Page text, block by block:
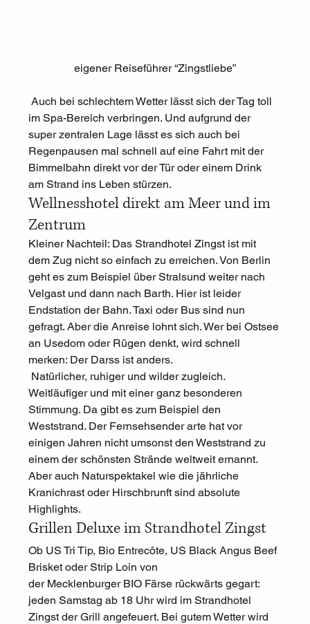
eigener Reiseführer “Zingstliebe”
im Spa-Bereich verbringen. Und aufgrund der
super zentralen Lage lässt es sich auch bei
Regenpausen mal schnell auf eine Fahrt mit der
Bimmelbahn direkt vor der Tür oder einem Drink
am Strand ins Leben stürzen.
Wellnesshotel direkt am Meer und im
Zentrum
Kleiner Nachteil: Das Strandhotel Zingst ist mit
dem Zug nicht so einfach zu erreichen. Von Berlin
geht es zum Beispiel über Stralsund weiter nach
Velgast und dann nach Barth. Hier ist leider
Endstation der Bahn. Taxi oder Bus sind nun
gefragt. Aber die Anreise lohnt sich. Wer bei Ostsee
an Usedom oder Rügen denkt, wird schnell
merken: Der Darss ist anders.
Weitläufiger und mit einer ganz besonderen
Stimmung. Da gibt es zum Beispiel den
Weststrand. Der Fernsehsender arte hat vor
einigen Jahren nicht umsonst den Weststrand zu
einem der schönsten Strände weltweit ernannt.
Aber auch Naturspektakel wie die jährliche
Kranichrast oder Hirschbrunft sind absolute
Highlights.
Grillen Deluxe im Strandhotel Zingst
Ob US Tri Tip, Bio Entrecôte, US Black Angus Beef
Brisket oder Strip Loin von
der Mecklenburger BIO Färse rückwärts gegart:
jeden Samstag ab 18 Uhr wird im Strandhotel
Zingst der Grill angefeuert. Bei gutem Wetter wird